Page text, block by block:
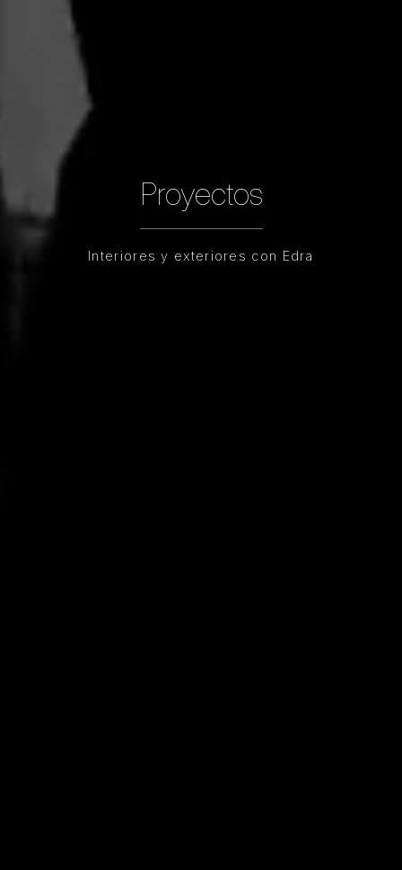
Proyectos
Interiores y exteriores con Edra